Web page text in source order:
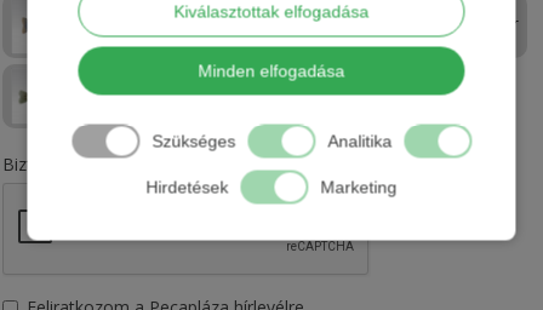
Kiválasztottak elfogadása
Minden elfogadása
Szükséges Analitika
Hirdetések Marketing
Pisztráng Ponty Sügér
Süllő
Biztonsági kód*